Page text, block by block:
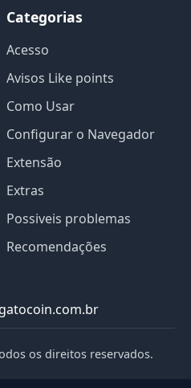
Categorias
Acesso
Avisos Like points
Como Usar
Configurar o Navegador
Extensão
Extras
Possiveis problemas
Recomendações
os direitos reservados.